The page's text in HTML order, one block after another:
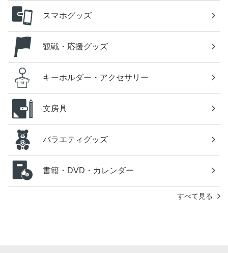
スマホグッズ
観戦・応援グッズ
キーホルダー・アクセサリー
文房具
バラエティグッズ
書籍・DVD・カレンダー
すべて見る